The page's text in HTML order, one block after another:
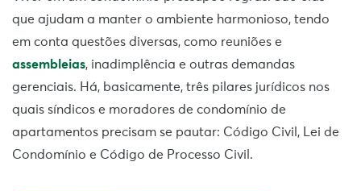
que ajudam a manter o ambiente harmonioso, tendo
em conta questões diversas, como reuniões e
assembleias, inadimplência e outras demandas
gerenciais. Há, basicamente, três pilares jurídicos nos
quais síndicos e moradores de condomínio de
apartamentos precisam se pautar: Código Civil, Lei de
Condomínio e Código de Processo Civil.